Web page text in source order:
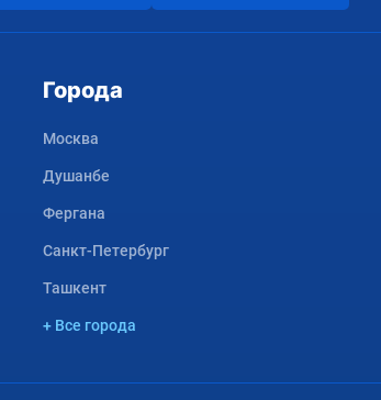
Города
Москва
Душанбе
Фергана
Санкт-Петербург
Ташкент
+ Все города